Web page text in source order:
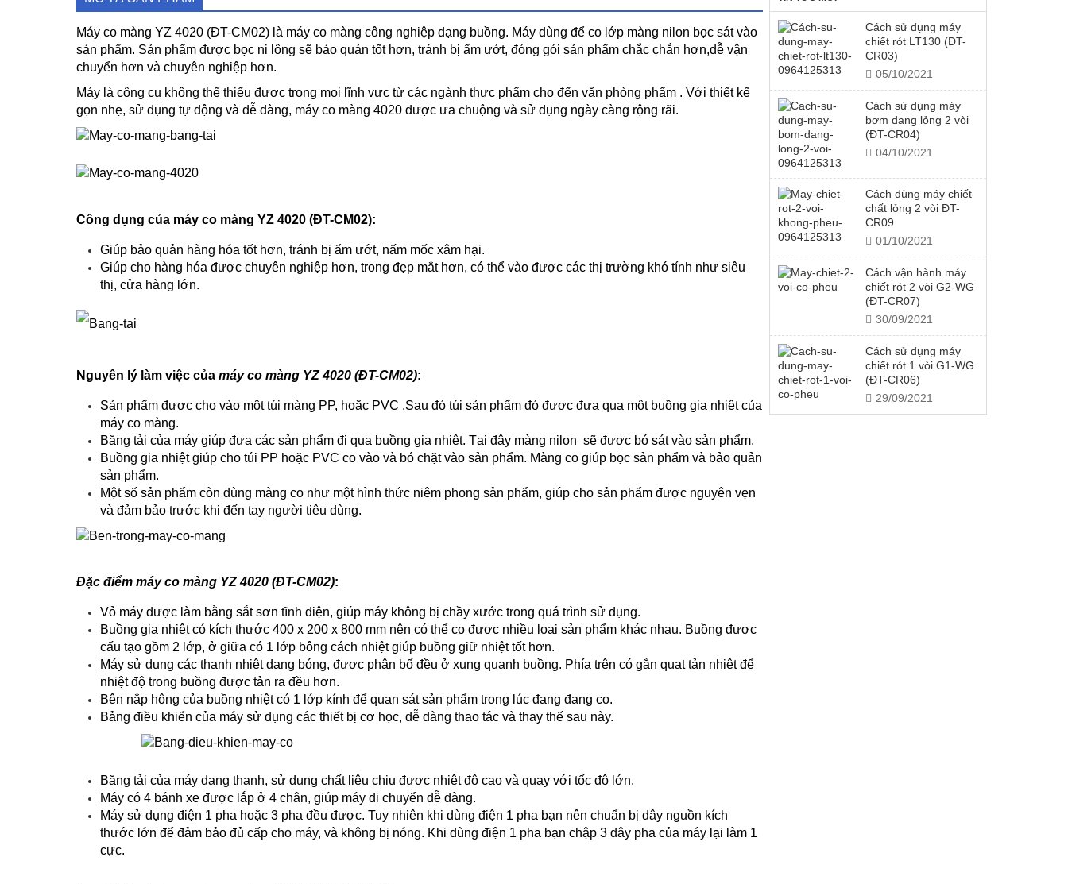
Máy co màng YZ 4020 (ĐT-CM02) là máy co màng công nghiệp dạng buồng. Máy dùng để co lớp màng nilon bọc sát vào
sản phẩm. Sản phẩm được bọc ni lông sẽ bảo quản tốt hơn, tránh bị ẩm ướt, đóng gói sản phẩm chắc chắn hơn,dễ vận
chuyển hơn và chuyên nghiệp hơn.
Máy là công cụ không thể thiếu được trong mọi lĩnh vực từ các ngành thực phẩm cho đến văn phòng phẩm . Với thiết kế
gọn nhẹ, sử dụng tự động và dễ dàng, máy co màng 4020 được ưa chuộng và sử dụng ngày càng rộng rãi.
Công dụng của máy co màng YZ 4020 (ĐT-CM02):
Giúp bảo quản hàng hóa tốt hơn, tránh bị ẩm ướt, nấm mốc xâm hại.
Giúp cho hàng hóa được chuyên nghiệp hơn, trong đẹp mắt hơn, có thể vào được các thị trường khó tính như siêu
thị, cửa hàng lớn.
Nguyên lý làm việc của máy co màng YZ 4020 (ĐT-CM02):
Sản phẩm được cho vào một túi màng PP, hoặc PVC .Sau đó túi sản phẩm đó được đưa qua một buồng gia nhiệt của
máy co màng.
Băng tải của máy giúp đưa các sản phẩm đi qua buồng gia nhiệt. Tại đây màng nilon sẽ được bó sát vào sản phẩm.
Buồng gia nhiệt giúp cho túi PP hoặc PVC co vào và bó chặt vào sản phẩm. Màng co giúp bọc sản phẩm và bảo quản
sản phẩm.
Một số sản phẩm còn dùng màng co như một hình thức niêm phong sản phẩm, giúp cho sản phẩm được nguyên vẹn
và đảm bảo trước khi đến tay người tiêu dùng.
Đặc điểm máy co màng YZ 4020 (ĐT-CM02):
Vỏ máy được làm bằng sắt sơn tĩnh điện, giúp máy không bị chầy xước trong quá trình sử dụng.
Buồng gia nhiệt có kích thước 400 x 200 x 800 mm nên có thể co được nhiều loại sản phẩm khác nhau. Buồng được
cấu tạo gồm 2 lớp, ở giữa có 1 lớp bông cách nhiệt giúp buồng giữ nhiệt tốt hơn.
Máy sử dụng các thanh nhiệt dạng bóng, được phân bố đều ở xung quanh buồng. Phía trên có gắn quạt tản nhiệt để
nhiệt độ trong buồng được tản ra đều hơn.
Bên nắp hông của buồng nhiệt có 1 lớp kính để quan sát sản phẩm trong lúc đang đang co.
Bảng điều khiển của máy sử dụng các thiết bị cơ học, dễ dàng thao tác và thay thế sau này.
Băng tải của máy dạng thanh, sử dụng chất liệu chịu được nhiệt độ cao và quay với tốc độ lớn.
Máy có 4 bánh xe được lắp ở 4 chân, giúp máy di chuyển dễ dàng.
Máy sử dụng điện 1 pha hoặc 3 pha đều được. Tuy nhiên khi dùng điện 1 pha bạn nên chuẩn bị dây nguồn kích
thước lớn để đảm bảo đủ cấp cho máy, và không bị nóng. Khi dùng điện 1 pha bạn chập 3 dây pha của máy lại làm 1
cực.
Cách sử dụng máy
chiết rót LT130 (ĐT-
CR03)
05/10/2021
Cách sử dụng máy
bơm dạng lỏng 2 vòi
(ĐT-CR04)
04/10/2021
Cách dùng máy chiết
chất lỏng 2 vòi ĐT-
CR09
01/10/2021
Cách vận hành máy
chiết rót 2 vòi G2-WG
(ĐT-CR07)
30/09/2021
Cách sử dụng máy
chiết rót 1 vòi G1-WG
(ĐT-CR06)
29/09/2021